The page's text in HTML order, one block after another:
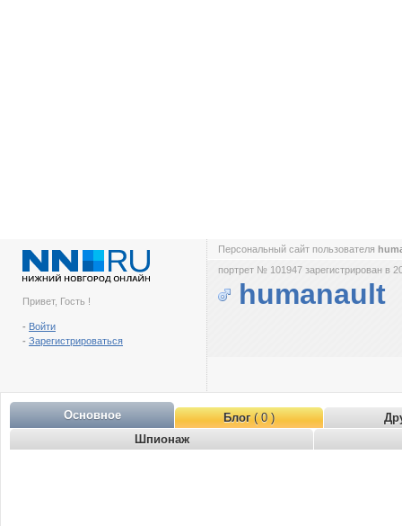
Привет, Гость !
- Войти
- Зарегистрироваться
Персональный сайт пользователя
портрет № 101947 зарегистрирован в
humanault
Основное Блог( 0 )
Шпионаж